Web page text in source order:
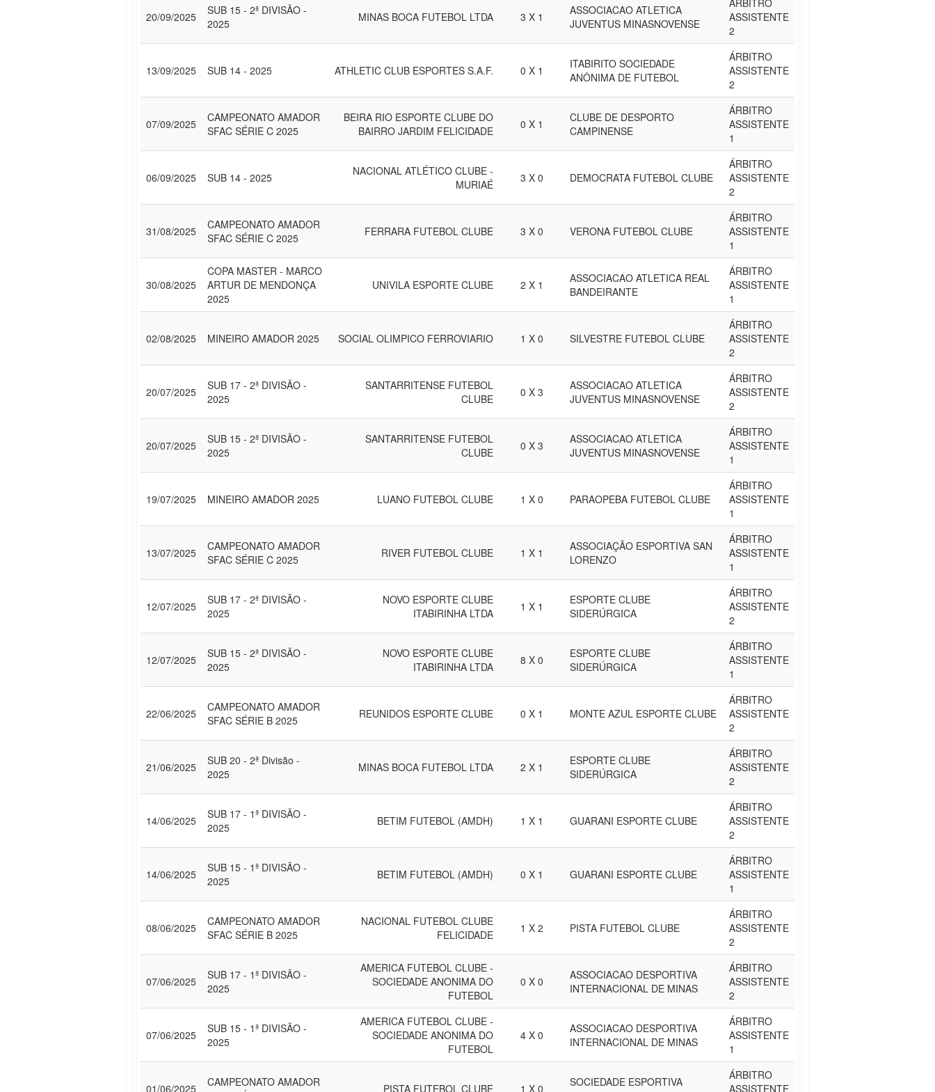
20/09/2025
SUB 15 - 2ª DIVISÃO -
2025
MINAS BOCA FUTEBOL LTDA 3 X 1
ASSOCIACAO ATLETICA
JUVENTUS MINASNOVENSE
ÁRBITRO
ASSISTENTE
2
13/09/2025 SUB 14 - 2025 ATHLETIC CLUB ESPORTES S.A.F. 0 X 1
ITABIRITO SOCIEDADE
ANÔNIMA DE FUTEBOL
ÁRBITRO
ASSISTENTE
2
07/09/2025
CAMPEONATO AMADOR
SFAC SÉRIE C 2025
BEIRA RIO ESPORTE CLUBE DO
BAIRRO JARDIM FELICIDADE
0 X 1
CLUBE DE DESPORTO
CAMPINENSE
ÁRBITRO
ASSISTENTE
1
06/09/2025 SUB 14 - 2025
NACIONAL ATLÉTICO CLUBE -
MURIAÉ
3 X 0 DEMOCRATA FUTEBOL CLUBE
ÁRBITRO
ASSISTENTE
2
31/08/2025
CAMPEONATO AMADOR
SFAC SÉRIE C 2025
FERRARA FUTEBOL CLUBE 3 X 0 VERONA FUTEBOL CLUBE
ÁRBITRO
ASSISTENTE
1
30/08/2025
COPA MASTER - MARCO
ARTUR DE MENDONÇA
2025
UNIVILA ESPORTE CLUBE 2 X 1
ASSOCIACAO ATLETICA REAL
BANDEIRANTE
ÁRBITRO
ASSISTENTE
1
02/08/2025 MINEIRO AMADOR 2025 SOCIAL OLIMPICO FERROVIARIO 1 X 0 SILVESTRE FUTEBOL CLUBE
ÁRBITRO
ASSISTENTE
2
20/07/2025
SUB 17 - 2ª DIVISÃO -
2025
SANTARRITENSE FUTEBOL
CLUBE
0 X 3
ASSOCIACAO ATLETICA
JUVENTUS MINASNOVENSE
ÁRBITRO
ASSISTENTE
2
20/07/2025
SUB 15 - 2ª DIVISÃO -
2025
SANTARRITENSE FUTEBOL
CLUBE
0 X 3
ASSOCIACAO ATLETICA
JUVENTUS MINASNOVENSE
ÁRBITRO
ASSISTENTE
1
19/07/2025 MINEIRO AMADOR 2025 LUANO FUTEBOL CLUBE 1 X 0 PARAOPEBA FUTEBOL CLUBE
ÁRBITRO
ASSISTENTE
1
13/07/2025
CAMPEONATO AMADOR
SFAC SÉRIE C 2025
RIVER FUTEBOL CLUBE 1 X 1
ASSOCIAÇÃO ESPORTIVA SAN
LORENZO
ÁRBITRO
ASSISTENTE
1
12/07/2025
SUB 17 - 2ª DIVISÃO -
2025
NOVO ESPORTE CLUBE
ITABIRINHA LTDA
1 X 1
ESPORTE CLUBE
SIDERÚRGICA
ÁRBITRO
ASSISTENTE
2
12/07/2025
SUB 15 - 2ª DIVISÃO -
2025
NOVO ESPORTE CLUBE
ITABIRINHA LTDA
8 X 0
ESPORTE CLUBE
SIDERÚRGICA
ÁRBITRO
ASSISTENTE
1
22/06/2025
CAMPEONATO AMADOR
SFAC SÉRIE B 2025
REUNIDOS ESPORTE CLUBE 0 X 1 MONTE AZUL ESPORTE CLUBE
ÁRBITRO
ASSISTENTE
2
21/06/2025
SUB 20 - 2ª Divisão -
2025
MINAS BOCA FUTEBOL LTDA 2 X 1
ESPORTE CLUBE
SIDERÚRGICA
ÁRBITRO
ASSISTENTE
2
14/06/2025
SUB 17 - 1ª DIVISÃO -
2025
BETIM FUTEBOL (AMDH) 1 X 1 GUARANI ESPORTE CLUBE
ÁRBITRO
ASSISTENTE
2
14/06/2025
SUB 15 - 1ª DIVISÃO -
2025
BETIM FUTEBOL (AMDH) 0 X 1 GUARANI ESPORTE CLUBE
ÁRBITRO
ASSISTENTE
1
08/06/2025
CAMPEONATO AMADOR
SFAC SÉRIE B 2025
NACIONAL FUTEBOL CLUBE
FELICIDADE
1 X 2 PISTA FUTEBOL CLUBE
ÁRBITRO
ASSISTENTE
2
07/06/2025
SUB 17 - 1ª DIVISÃO -
2025
AMERICA FUTEBOL CLUBE -
SOCIEDADE ANONIMA DO
FUTEBOL
0 X 0
ASSOCIACAO DESPORTIVA
INTERNACIONAL DE MINAS
ÁRBITRO
ASSISTENTE
2
07/06/2025
SUB 15 - 1ª DIVISÃO -
2025
AMERICA FUTEBOL CLUBE -
SOCIEDADE ANONIMA DO
FUTEBOL
4 X 0
ASSOCIACAO DESPORTIVA
INTERNACIONAL DE MINAS
ÁRBITRO
ASSISTENTE
1
01/06/2025
CAMPEONATO AMADOR
PISTA FUTEBOL CLUBE 1 X 0
SOCIEDADE ESPORTIVA
ÁRBITRO
ASSISTENTE